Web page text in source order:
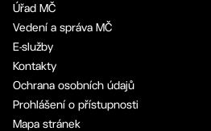
Úřad MČ
Vedení a správa MČ
E-služby
Kontakty
Ochrana osobních údajů
Prohlášení o přístupnosti
Mapa stránek